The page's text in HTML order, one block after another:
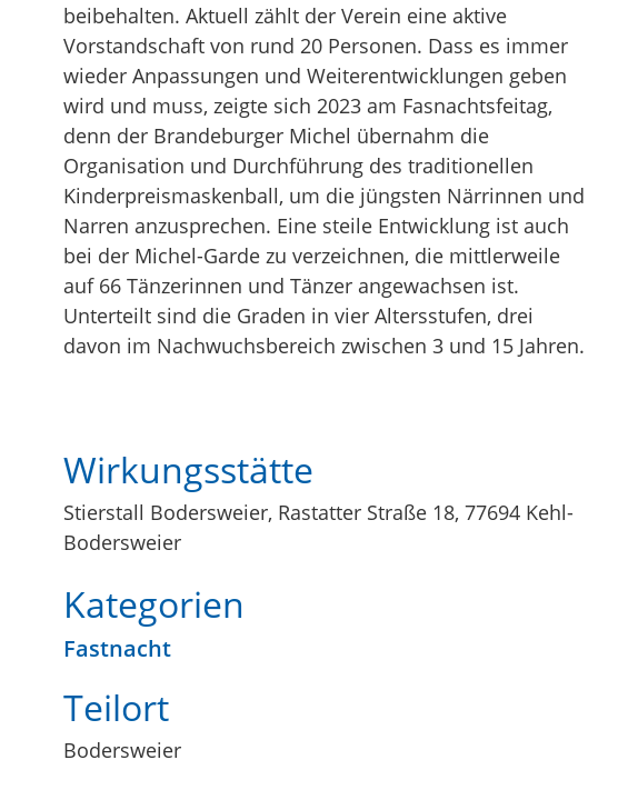
beibehalten. Aktuell zählt der Verein eine aktive
Vorstandschaft von rund 20 Personen. Dass es immer
wieder Anpassungen und Weiterentwicklungen geben
wird und muss, zeigte sich 2023 am Fasnachtsfeitag,
denn der Brandeburger Michel übernahm die
Organisation und Durchführung des traditionellen
Kinderpreismaskenball, um die jüngsten Närrinnen und
Narren anzusprechen. Eine steile Entwicklung ist auch
bei der Michel-Garde zu verzeichnen, die mittlerweile
auf 66 Tänzerinnen und Tänzer angewachsen ist.
Unterteilt sind die Graden in vier Altersstufen, drei
davon im Nachwuchsbereich zwischen 3 und 15 Jahren.
Wirkungsstätte
Stierstall Bodersweier, Rastatter Straße 18, 77694 Kehl-
Bodersweier
Kategorien
Fastnacht
Teilort
Bodersweier